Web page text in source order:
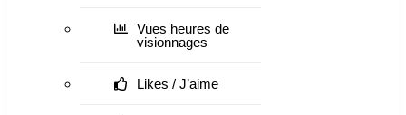
Vues heures de
visionnages
Likes / J’aime